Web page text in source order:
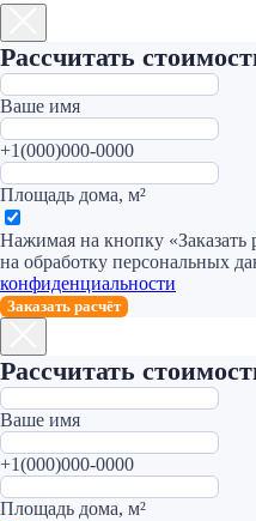
Рассчитать
Ваше имя
+1(000)000-0000
Площадь дома, м²
Нажимая на кнопку «Заказать
на обработку персональных
конфиденциальности
Заказать расчёт
Рассчитать
Ваше имя
+1(000)000-0000
Площадь дома, м²